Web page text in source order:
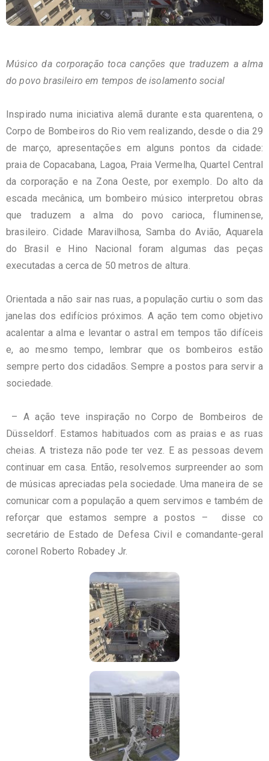
Músico da corporação toca canções que traduzem a alma
do povo brasileiro em tempos de isolamento social
Inspirado numa iniciativa alemã durante esta quarentena, o
Corpo de Bombeiros do Rio vem realizando, desde o dia 29
de março, apresentações em alguns pontos da cidade:
praia de Copacabana, Lagoa, Praia Vermelha, Quartel Central
da corporação e na Zona Oeste, por exemplo. Do alto da
escada mecânica, um bombeiro músico interpretou obras
que traduzem a alma do povo carioca, fluminense,
brasileiro. Cidade Maravilhosa, Samba do Avião, Aquarela
do Brasil e Hino Nacional foram algumas das peças
executadas a cerca de 50 metros de altura.
Orientada a não sair nas ruas, a população curtiu o som das
janelas dos edifícios próximos. A ação tem como objetivo
acalentar a alma e levantar o astral em tempos tão difíceis
e, ao mesmo tempo, lembrar que os bombeiros estão
sempre perto dos cidadãos. Sempre a postos para servir a
sociedade.
– A ação teve inspiração no Corpo de Bombeiros de
Düsseldorf. Estamos habituados com as praias e as ruas
cheias. A tristeza não pode ter vez. E as pessoas devem
continuar em casa. Então, resolvemos surpreender ao som
de músicas apreciadas pela sociedade. Uma maneira de se
comunicar com a população a quem servimos e também de
reforçar que estamos sempre a postos – disse co
secretário de Estado de Defesa Civil e comandante-geral
coronel Roberto Robadey Jr.